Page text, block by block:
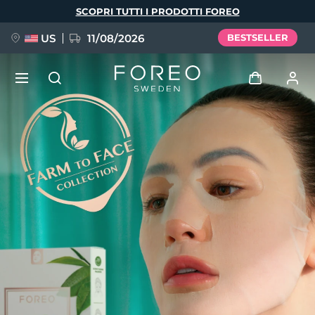
SCOPRI TUTTI I PRODOTTI FOREO
US 11/08/2026 BESTSELLER
Accedi
Profilo utente
I miei dispositivi
I miei ordini
I miei indirizzi
I miei abbonamenti
NUOVO
FAQ™ Pure Beauty-Tech Elixir
BREAKING NEWS
issa™ Teeth Whitening Set
Lingua
English Deutsch
Español
Italiano
Português
Svenska
Русский
Türkçe
简体中文 繁體中文